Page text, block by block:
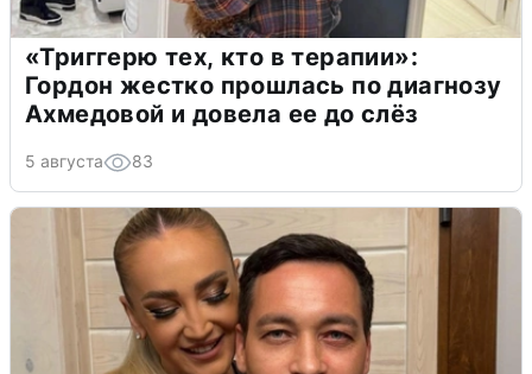
«Триггерю тех, кто в терапии»:
Гордон жестко прошлась по диагнозу
Ахмедовой и довела ее до слёз
5 августа 83